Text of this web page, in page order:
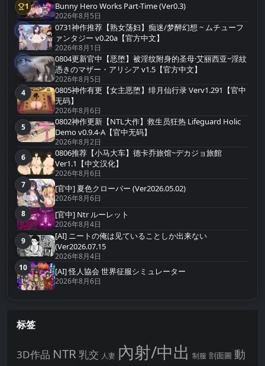
第1名
1 Bunny Hero Works Part-Time (Ver0.3)
2026年8月5日
第2名
2
0731神作推荐【熟女荡妇】痴迷/梦醉幻想 ~ ムチューフ
ァンタジー v0.20a【官方中文】
2026年8月1日
第3名
3
0804更新官中【恶堕】被淫纹附身的圣母·艾丽西亚~淫紋
憑きのマザー・アリシア v1.5【官方中文】
2026年8月5日
第4名
4
0805神作有更【女主恶堕】绯月仙行录 Verv1.291【官中
无码】
2026年8月6日
第5名
5
0802神作更新【NTL大作】救生员狂热 Lifeguard Holic
Demo v0.9.4-A【官中无码】
2026年8月2日
第6名
6
0806推荐【小马大车】德卡乔旅馆~デカジョ旅館
Ver1.1【中文汉化】
2026年8月6日
第7名
7 [官中] 夏色クローバー (Ver2026.05.02)
2026年8月6日
第8名
8 [官中] Ntr ルーレット
2026年8月4日
第9名
9
[AI] ニートの俺は见ていることしか出来ない
(Ver2026.07.15
2026年8月4日
第10名
10 [AI] 怪人協会 世界征服シミュレーター
2026年8月6日
标签
3D作品 NTR乳交 人妻 內射/中出 制服 剖面圖 動